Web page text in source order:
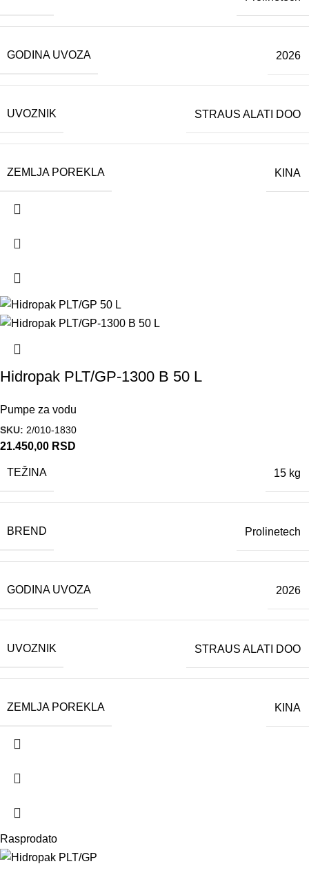
GODINA UVOZA 2026
UVOZNIK STRAUS ALATI DOO
ZEMLJA POREKLA KINA
Hidropak PLT/GP-1300 B 50 L
Pumpe za vodu
SKU: 2/010-1830
21.450,00 RSD
TEŽINA 15 kg
BREND Prolinetech
GODINA UVOZA 2026
UVOZNIK STRAUS ALATI DOO
ZEMLJA POREKLA KINA
Rasprodato